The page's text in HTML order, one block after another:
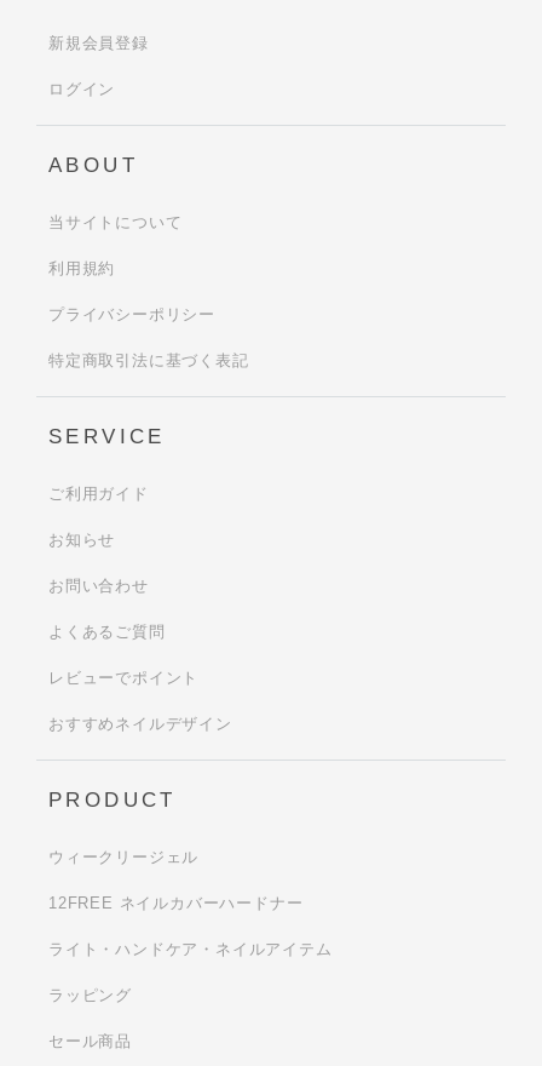
新規会員登録
ログイン
ABOUT
当サイトについて
利用規約
プライバシーポリシー
特定商取引法に基づく表記
SERVICE
ご利用ガイド
お知らせ
お問い合わせ
よくあるご質問
レビューでポイント
おすすめネイルデザイン
PRODUCT
ウィークリージェル
12FREE ネイルカバーハードナー
ライト・ハンドケア・ネイルアイテム
ラッピング
セール商品